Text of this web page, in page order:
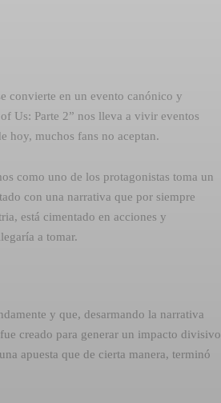
convierte en un evento canónico y
Us: Parte 2” nos lleva a vivir eventos
hoy, muchos fans no aceptan.
como uno de los protagonistas toma un
con una narrativa que por siempre
está cimentado en acciones y
a tomar.
y que, desarmando la narrativa
creado para generar un impacto divisivo
apuesta que de cierta manera, terminó